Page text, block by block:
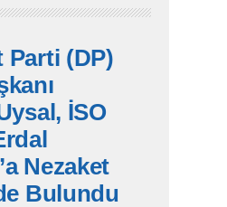
Parti (DP)
İSO
Nezaket
Bulundu